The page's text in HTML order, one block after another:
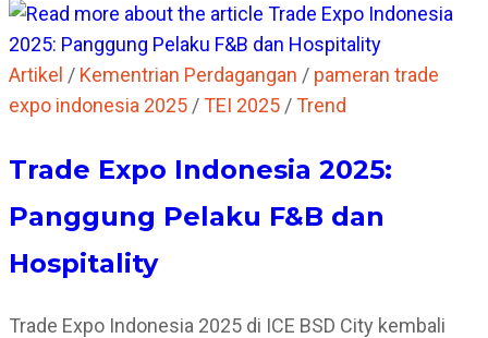
Artikel / Kementrian Perdagangan / pameran trade
expo indonesia 2025 /TEI 2025 /Trend
Trade Expo Indonesia 2025:
Panggung Pelaku F&B dan
Hospitality
Trade Expo Indonesia 2025 di ICE BSD City kembali